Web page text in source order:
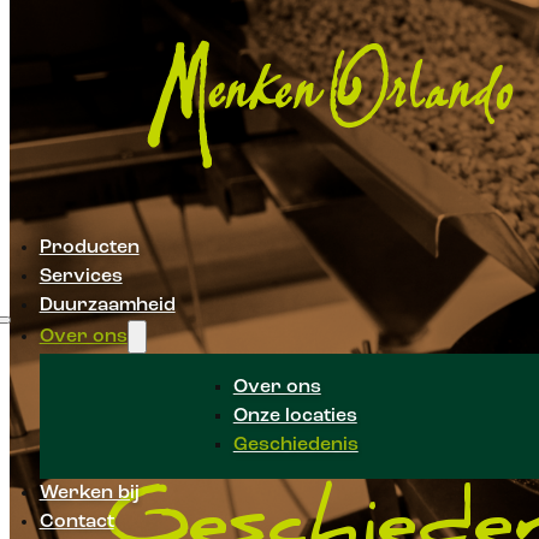
Producten
Services
Duurzaamheid
Over ons
Over ons
Onze locaties
Geschiedenis
Werken bij
Contact
Onze